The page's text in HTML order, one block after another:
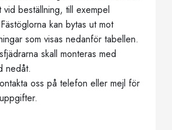
vid beställning, till exempel
kan bytas ut mot
som visas nedanför tabellen.
skall monteras med
nedåt.
oss på telefon eller mejl för